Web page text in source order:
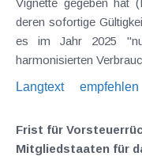
deren sofortige
es im Jahr 2025
harmonisierten
Langtext
empfehlen
Frist für
Mitgliedstaaten für